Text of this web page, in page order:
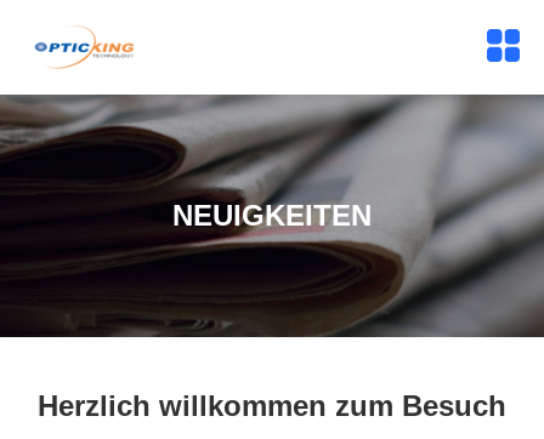
NEUIGKEITEN
Herzlich willkommen zum Besuch